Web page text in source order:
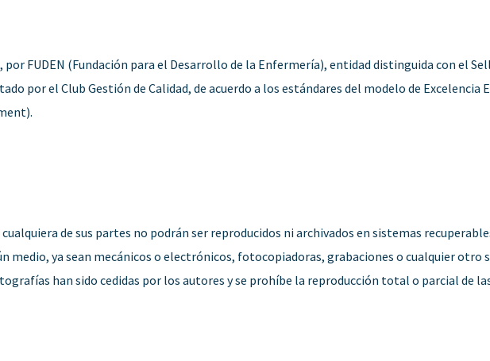
FUDEN (Fundación para el Desarrollo de la Enfermería), entidad distinguida con el
por el Club Gestión de Calidad, de acuerdo a los estándares del modelo de Excelencia
de sus partes no podrán ser reproducidos ni archivados en sistemas
ya sean mecánicos o electrónicos, fotocopiadoras, grabaciones o cualquier otro
han sido cedidas por los autores y se prohíbe la reproducción total o parcial de